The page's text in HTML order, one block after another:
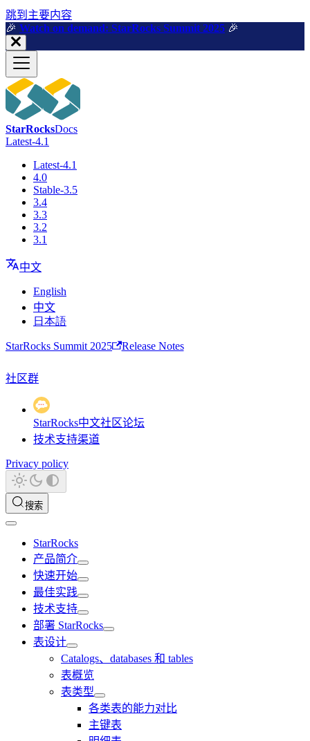
跳到主要内容
🎉️ Watch on demand: StarRocks Summit 2025 🎉️
StarRocksDocs
Latest-4.1
Latest-4.1
4.0
Stable-3.5
3.4
3.3
3.2
3.1
中文
English
中文
日本語
StarRocks Summit 2025 Release Notes
社区群
StarRocks中文社区论坛
技术支持渠道
Privacy policy
搜索
StarRocks
产品简介
快速开始
最佳实践
技术支持
部署 StarRocks
表设计
Catalogs、databases 和 tables
表概览
表类型
各类表的能力对比
主键表